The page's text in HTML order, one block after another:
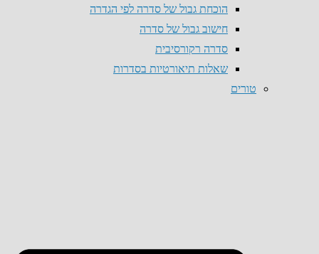
הוכחת גבול של סדרה לפי הגדרה
חישוב גבול של סדרה
סדרה רקורסיבית
שאלות תיאורטיות בסדרות
טורים